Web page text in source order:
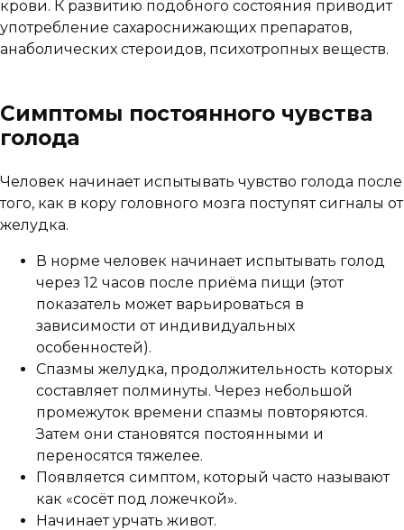
крови. К развитию подобного состояния приводит
употребление сахароснижающих препаратов,
анаболических стероидов, психотропных веществ.
Симптомы постоянного чувства
голода
Человек начинает испытывать чувство голода после
того, как в кору головного мозга поступят сигналы от
желудка.
В норме человек начинает испытывать голод
через 12 часов после приёма пищи (этот
показатель может варьироваться в
зависимости от индивидуальных
особенностей).
Спазмы желудка, продолжительность которых
составляет полминуты. Через небольшой
промежуток времени спазмы повторяются.
Затем они становятся постоянными и
переносятся тяжелее.
Появляется симптом, который часто называют
как «сосёт под ложечкой».
Начинает урчать живот.